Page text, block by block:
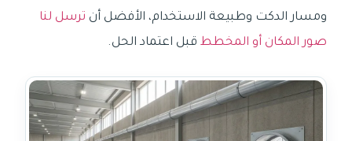
ومسار الدكت وطبيعة الاستخدام، الأفضل أن ترسل لنا
صور المكان أو المخطط قبل اعتماد الحل.